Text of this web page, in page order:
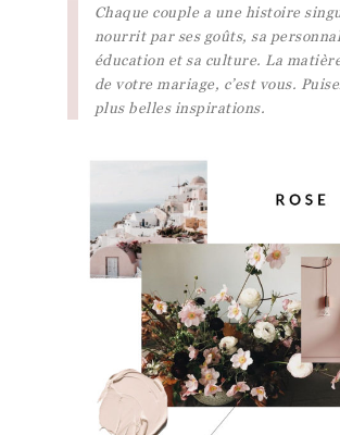
Chaque couple a une histoire
nourrit par ses goûts, sa
éducation et sa culture. La
de votre mariage, c’est vous.
plus belles inspirations.